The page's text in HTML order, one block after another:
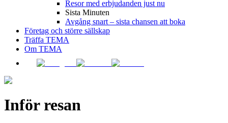
Resor med erbjudanden just nu
Sista Minuten
Avgång snart – sista chansen att boka
Företag och större sällskap
Träffa TEMA
Om TEMA
Inför resan